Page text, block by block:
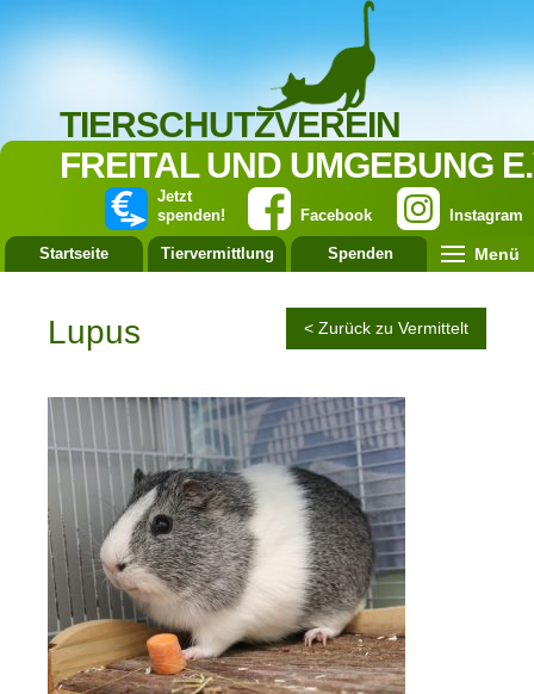
TIERSCHUTZVEREIN
FREITAL UND UMGEBUNG
Instagram
Facebook
Jetzt
spenden!
Startseite Tiervermittlung Spenden Menü
Lupus < Zurück zu Vermittelt